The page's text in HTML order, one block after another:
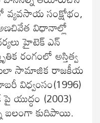
వ్యవసాయ సంక్షోభం,
విధానాల్లో
హైటెక్ ఎన్
రంగంలో అస్తిత్వ
సామాజిక రాజకీయ
విధ్వంసం(1996)
యుద్ధం (2003)
కుదిపాయి.